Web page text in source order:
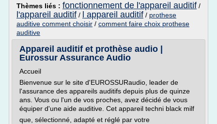
Thèmes liés : fonctionnement de l'appareil auditif /
l'appareil auditif / l appareil auditif / prothese
auditive comment choisir / comment faire choix prothese
auditive
Appareil auditif et prothèse audio |
Eurossur Assurance Audio
Accueil
Bienvenue sur le site d'EUROSSURaudio, leader de
l'assurance des appareils auditifs depuis plus de quinze
ans. Vous ou l'un de vos proches, avez décidé de vous
équiper d'une aide auditive. Cet appareil techni black milf
que, sélectionné, adapté et réglé par votre